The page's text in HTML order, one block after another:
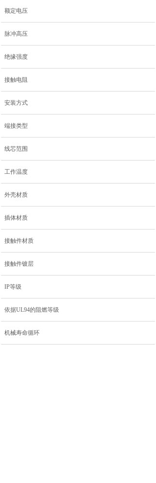
额定电压
脉冲高压
绝缘强度
接触电阻
安装方式
端接类型
线芯范围
工作温度
外壳材质
插体材质
接触件材质
接触件镀层
IP等级
依据UL94的阻燃等级
机械寿命循环